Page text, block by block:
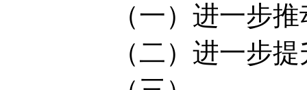
（一）进一步推动
（二）进一步提升